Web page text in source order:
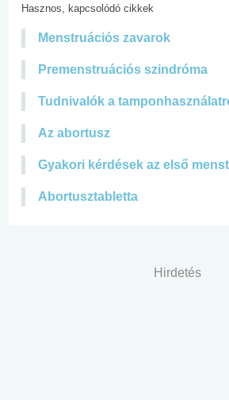
Hasznos, kapcsolódó cikkek
Menstruációs zavarok
Premenstruációs szindróma
Tudnivalók a
Az abortusz
Gyakori kérdések az első
Abortusztabletta
Hirdetés